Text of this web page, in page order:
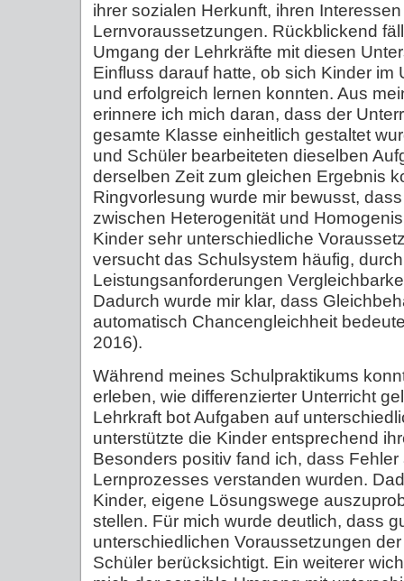
ihrer sozialen Herkunft, ihren
Lernvoraussetzungen. Rückblickend
Umgang der Lehrkräfte mit diesen
Einfluss darauf hatte, ob sich Kinder im
und erfolgreich lernen konnten. Aus
erinnere ich mich daran, dass der
gesamte Klasse einheitlich gestaltet
und Schüler bearbeiteten dieselben
derselben Zeit zum gleichen Ergebnis
Ringvorlesung wurde mir bewusst,
zwischen Heterogenität und
Kinder sehr unterschiedliche
versucht das Schulsystem häufig,
Leistungsanforderungen
Dadurch wurde mir klar, dass
automatisch Chancengleichheit
2016).
Während meines Schulpraktikums
erleben, wie differenzierter Unterricht
Lehrkraft bot Aufgaben auf
unterstützte die Kinder entsprechend
Besonders positiv fand ich, dass Fehler
Lernprozesses verstanden wurden.
Kinder, eigene Lösungswege
stellen. Für mich wurde deutlich, dass
unterschiedlichen Voraussetzungen
Schüler berücksichtigt. Ein weiterer